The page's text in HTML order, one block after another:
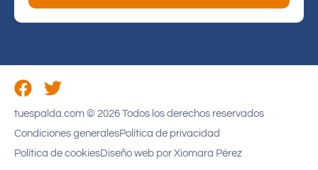
tuespalda.com © 2026 Todos los derechos reservados
Condiciones generalesPolítica de privacidad
Política de cookiesDiseño web por Xiomara Pérez